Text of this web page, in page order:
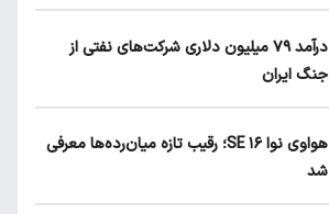
۲
معرفی شد
درآمد ۷۹ میلیون دلاری شرکت‌های نفتی از
جنگ ایران
هواوی نوا ۱۶ SE؛ رقیب تازه میان‌رده‌ها معرفی
شد